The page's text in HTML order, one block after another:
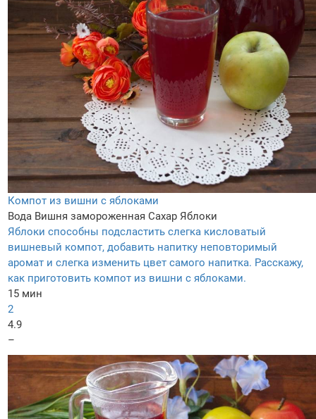
Компот из вишни с яблоками
Вода Вишня замороженная Сахар Яблоки
Яблоки способны подсластить слегка кисловатый
вишневый компот, добавить напитку неповторимый
аромат и слегка изменить цвет самого напитка. Расскажу,
как приготовить компот из вишни с яблоками.
15 мин
2
4.9
–